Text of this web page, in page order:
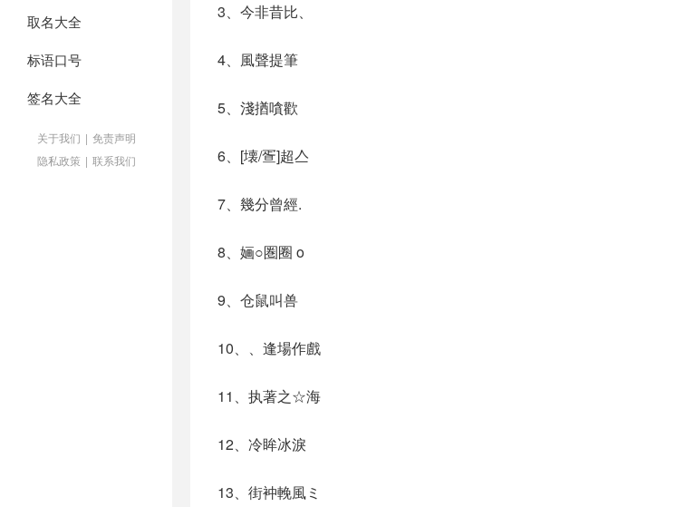
取名大全
标语口号
签名大全
关于我们 | 免责声明
隐私政策 | 联系我们
3、今非昔比、
4、風聲提筆
5、淺揂嗿歡
6、[壊/疍]超亼
7、幾分曾經.
8、婳○圏圈 o
9、仓鼠叫兽
10、、逢場作戲
11、执著之☆海
12、冷眸冰淚
13、街衶輓風ミ